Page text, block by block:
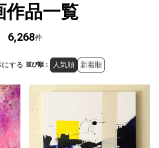
作品一覧
6,268件
する 並び順： 人気順 新着順